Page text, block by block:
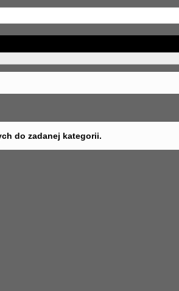
Jump to navigation
do zadanej kategorii.